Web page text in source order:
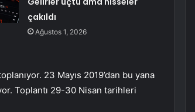
çakıldı
Ağustos 1, 2026
23 Mayıs 2019’dan bu yana
Toplantı 29-30 Nisan tarihleri